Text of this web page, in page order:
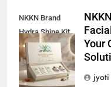
NKKN Brand
Hydra Shine Kit
For All Skin
Types
Your
jyoti